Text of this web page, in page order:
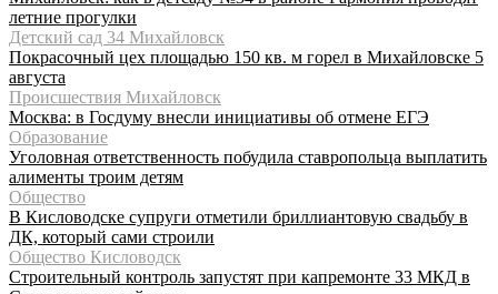
летние прогулки
Детский сад 34 Михайловск
Покрасочный цех площадью 150 кв. м горел в Михайловске 5
августа
Происшествия Михайловск
Москва: в Госдуму внесли инициативы об отмене ЕГЭ
Образование
Уголовная ответственность побудила ставропольца выплатить
алименты троим детям
Общество
В Кисловодске супруги отметили бриллиантовую свадьбу в
ДК, который сами строили
Общество Кисловодск
Строительный контроль запустят при капремонте 33 МКД в